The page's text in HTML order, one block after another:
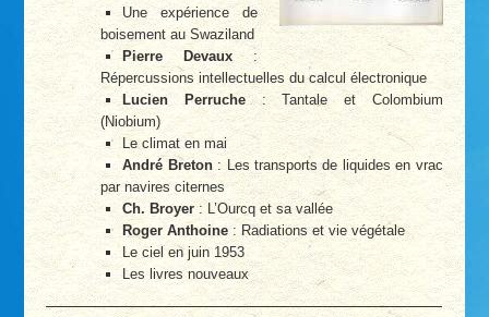
Une expérience de
boisement au Swaziland
Pierre Devaux :
Répercussions intellectuelles du calcul électronique
Lucien Perruche: Tantale et Colombium
(Niobium)
Le climat en mai
André Breton: Les transports de liquides en vrac
par navires citernes
Ch. Broyer : L’Ourcq et sa vallée
Roger Anthoine: Radiations et vie végétale
Le ciel en juin 1953
Les livres nouveaux